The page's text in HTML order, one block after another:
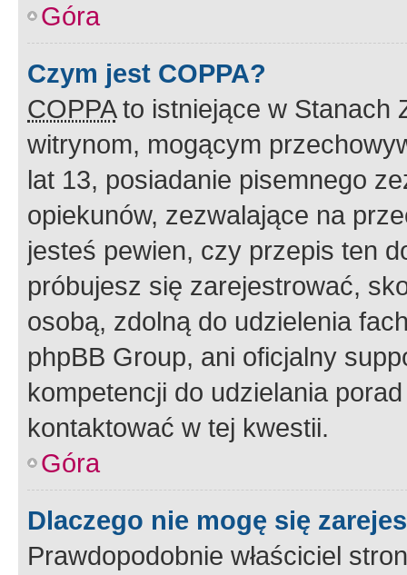
Góra
Czym jest COPPA?
COPPAto istniejące w Stanach
witrynom, mogącym
lat 13, posiadanie pisemnego
opiekunów, zezwalające na
jesteś pewien, czy przepis ten
próbujesz się zarejestrować,
osobą, zdolną do udzielenia
phpBB Group, ani oficjalny
kompetencji do udzielania
kontaktować w tej kwestii.
Góra
Dlaczego nie mogę się
Prawdopodobnie właściciel